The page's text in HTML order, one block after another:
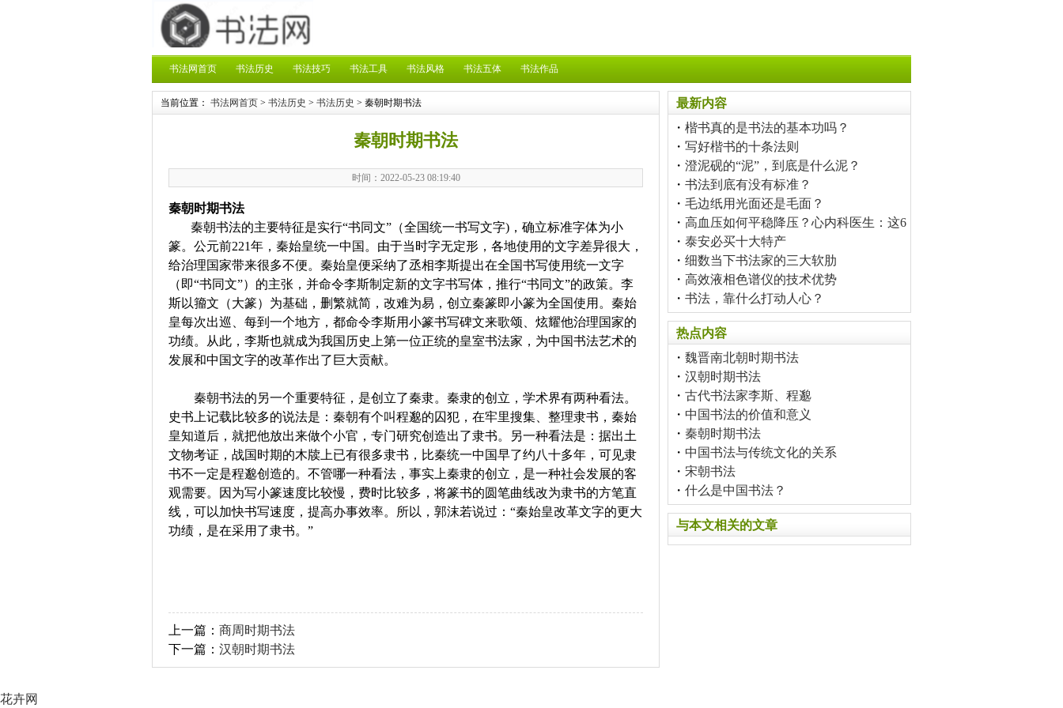
书法网首页 书法历史 书法技巧 书法工具 书法风格 书法五体 书法作品
当前位置： 书法网首页 > 书法历史 > 书法历史 > 秦朝时期书法
秦朝时期书法
时间：2022-05-23 08:19:40
秦朝时期书法
秦朝书法的主要特征是实行“书同文”（全国统一书写文字)，确立标准字体为小
篆。公元前221年，秦始皇统一中国。由于当时字无定形，各地使用的文字差异很大，
给治理国家带来很多不便。秦始皇便采纳了丞相李斯提出在全国书写使用统一文字
（即“书同文”）的主张，并命令李斯制定新的文字书写体，推行“书同文”的政策。李
斯以籀文（大篆）为基础，删繁就简，改难为易，创立秦篆即小篆为全国使用。秦始
皇每次出巡、每到一个地方，都命令李斯用小篆书写碑文来歌颂、炫耀他治理国家的
功绩。从此，李斯也就成为我国历史上第一位正统的皇室书法家，为中国书法艺术的
发展和中国文字的改革作出了巨大贡献。
秦朝书法的另一个重要特征，是创立了秦隶。秦隶的创立，学术界有两种看法。
史书上记载比较多的说法是：秦朝有个叫程邈的囚犯，在牢里搜集、整理隶书，秦始
皇知道后，就把他放出来做个小官，专门研究创造出了隶书。另一种看法是：据出土
文物考证，战国时期的木牍上已有很多隶书，比秦统一中国早了约八十多年，可见隶
书不一定是程邈创造的。不管哪一种看法，事实上秦隶的创立，是一种社会发展的客
观需要。因为写小篆速度比较慢，费时比较多，将篆书的圆笔曲线改为隶书的方笔直
线，可以加快书写速度，提高办事效率。所以，郭沫若说过：“秦始皇改革文字的更大
功绩，是在采用了隶书。”
上一篇： 商周时期书法
下一篇： 汉朝时期书法
最新内容
・ 楷书真的是书法的基本功吗？
・ 写好楷书的十条法则
・ 澄泥砚的“泥”，到底是什么泥？
・ 书法到底有没有标准？
・ 毛边纸用光面还是毛面？
・ 高血压如何平稳降压？心内科医生：这6
・ 泰安必买十大特产
・ 细数当下书法家的三大软肋
・ 高效液相色谱仪的技术优势
・ 书法，靠什么打动人心？
热点内容
・ 魏晋南北朝时期书法
・ 汉朝时期书法
・ 古代书法家李斯、程邈
・ 中国书法的价值和意义
・ 秦朝时期书法
・ 中国书法与传统文化的关系
・ 宋朝书法
・ 什么是中国书法？
与本文相关的文章
花卉网